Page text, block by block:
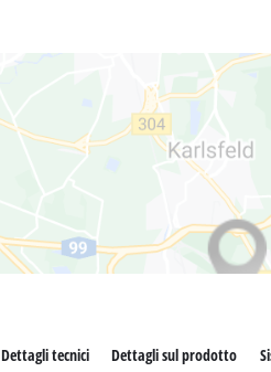
Dettagli tecnici Dettagli sul prodotto